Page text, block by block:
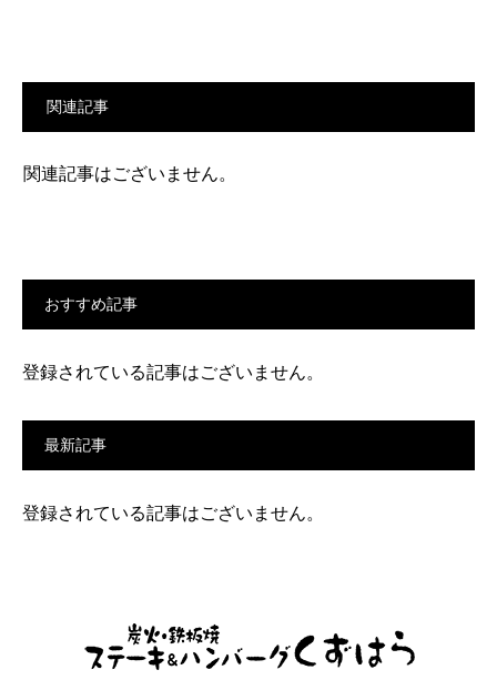
関連記事
関連記事はございません。
おすすめ記事
登録されている記事はございません。
最新記事
登録されている記事はございません。